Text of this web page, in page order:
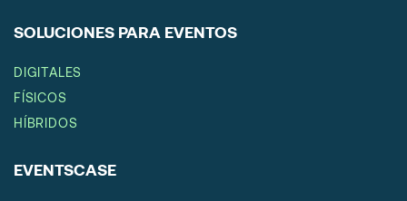
SOLUCIONES PARA EVENTOS
DIGITALES
FÍSICOS
HÍBRIDOS
EVENTSCASE